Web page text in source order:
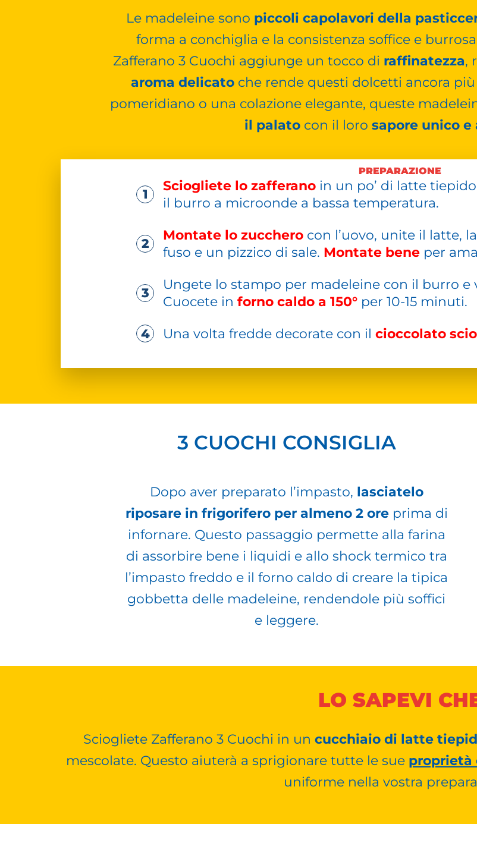
Le madeleine sono piccoli capolavori della
forma a conchiglia e la consistenza soffice e
Zafferano 3 Cuochi aggiunge un tocco di raffinatezza,
aroma delicatoche rende questi dolcetti ancora
pomeridiano o una colazione elegante, queste
il palato con il loro sapore unico
PREPARAZIONE
Sciogliete lo zafferano in un po’ di latte
il burro a microonde a bassa temperatura.
Montate lo zucchero con l’uovo, unite il latte,
fuso e un pizzico di sale. Montate bene per
Ungete lo stampo per madeleine con il burro
Cuocete in forno caldo a 150° per 10-15 minuti.
Una volta fredde decorate con il cioccolato
3 CUOCHI CONSIGLIA
Dopo aver preparato l’impasto, lasciatelo
riposare in frigorifero per almeno 2 ore prima di
infornare. Questo passaggio permette alla farina
di assorbire bene i liquidi e allo shock termico tra
l’impasto freddo e il forno caldo di creare la tipica
gobbetta delle madeleine, rendendole più soffici
e leggere.
LO SAPEVI
Sciogliete Zafferano 3 Cuochi in un cucchiaio di latte
mescolate. Questo aiuterà a sprigionare tutte le sue proprietà
uniforme nella vostra